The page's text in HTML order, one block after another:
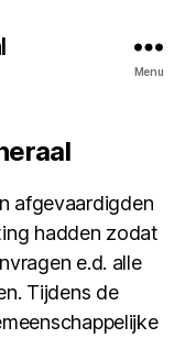
Menu
afgevaardigden
hadden zodat
e.d. alle
Tijdens de